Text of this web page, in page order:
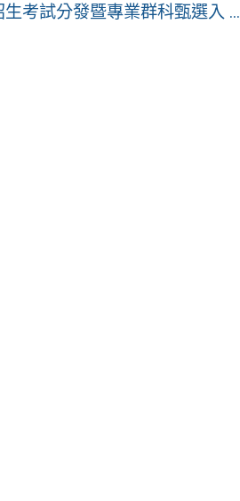
考試分發暨專業群科甄選入 ...